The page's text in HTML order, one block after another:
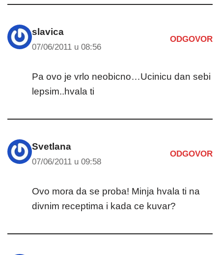
slavica
07/06/2011 u 08:56
ODGOVOR
Pa ovo je vrlo neobicno…Ucinicu dan sebi
lepsim..hvala ti
Svetlana
07/06/2011 u 09:58
ODGOVOR
Ovo mora da se proba! Minja hvala ti na
divnim receptima i kada ce kuvar?